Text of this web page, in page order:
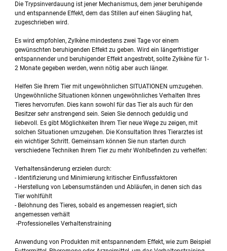
Die Trypsinverdauung ist jener Mechanismus, dem jener beruhigende
und entspannende Effekt, dem das Stillen auf einen Säugling hat,
zugeschrieben wird.
Es wird empfohlen, Zylkène mindestens zwei Tage vor einem
gewünschten beruhigenden Effekt zu geben. Wird ein längerfristiger
entspannender und beruhigender Effekt angestrebt, sollte Zylkène für 1-
2 Monate gegeben werden, wenn nötig aber auch länger.
Helfen Sie Ihrem Tier mit ungewöhnlichen SITUATIONEN umzugehen.
Ungewöhnliche Situationen können ungewöhnliches Verhalten Ihres
Tieres hervorrufen. Dies kann sowohl für das Tier als auch für den
Besitzer sehr anstrengend sein. Seien Sie dennoch geduldig und
liebevoll. Es gibt Möglichkeiten Ihrem Tier neue Wege zu zeigen, mit
solchen Situationen umzugehen. Die Konsultation Ihres Tierarztes ist
ein wichtiger Schritt. Gemeinsam können Sie nun starten durch
verschiedene Techniken Ihrem Tier zu mehr Wohlbefinden zu verhelfen:
Verhaltensänderung erzielen durch:
- Identifizierung und Minimierung kritischer Einflussfaktoren
- Herstellung von Lebensumständen und Abläufen, in denen sich das
Tier wohlfühlt
- Belohnung des Tieres, sobald es angemessen reagiert, sich
angemessen verhält
-Professionelles Verhaltenstraining
Anwendung von Produkten mit entspannendem Effekt, wie zum Beispiel